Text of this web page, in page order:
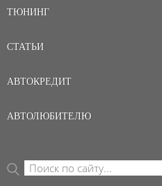
ТЮНИНГ
СТАТЬИ
АВТОКРЕДИТ
АВТОЛЮБИТЕЛЮ
ФОРМА ПОИСКА
Поиск